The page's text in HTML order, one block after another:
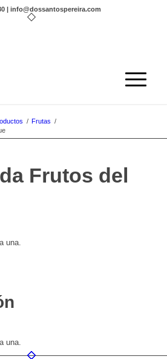
| info@dossantospereira.com
/ Frutas /
Frutos del
una.
una.